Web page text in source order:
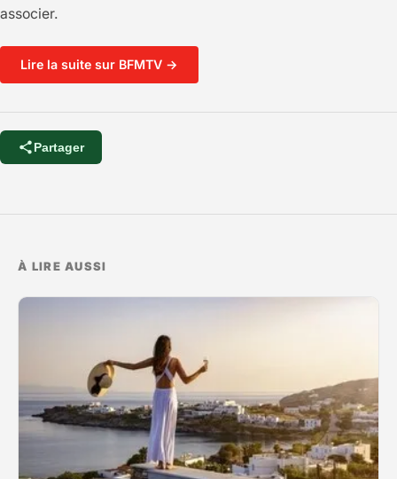
associer.
Lire la suite sur BFMTV →
Partager
À LIRE AUSSI